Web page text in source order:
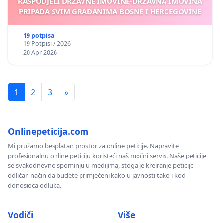
PRIPADA SVIM GRAĐANIMA BOSNE I HERCEGOVINE
19 potpisa
19 Potpisi / 2026
20 Apr 2026
1 2 3 »
Onlinepeticija.com
Mi pružamo besplatan prostor za online peticije. Napravite
profesionalnu online peticiju koristeći naš močni servis. Naše peticije
se svakodnevno spominju u medijima, stoga je kreiranje peticije
odličan način da budete primjećeni kako u javnosti tako i kod
donosioca odluka.
Vodiči Više